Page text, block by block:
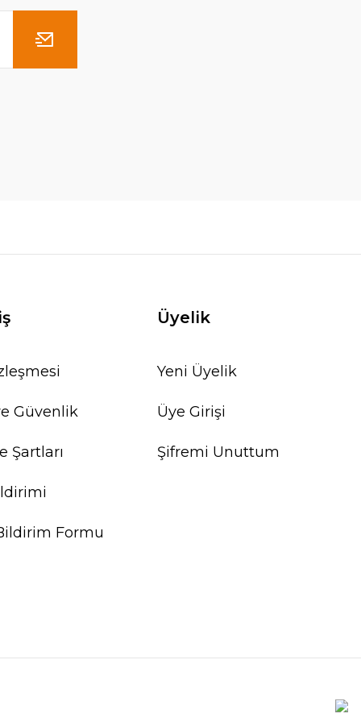
Güvenlik
Şartları
Formu
Üyelik
Yeni Üyelik
Üye Girişi
Şifremi Unuttum